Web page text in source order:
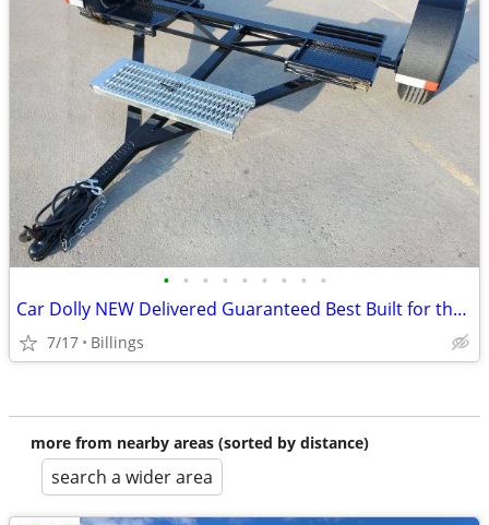
• • • • • • • • •
Car Dolly NEW Delivered Guaranteed Best Built for the Money in U.S.!
7/17 Billings
more from nearby areas (sorted by distance)
search a wider area